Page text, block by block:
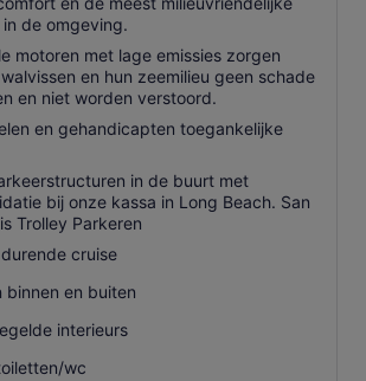
de omgeving.
motoren met lage emissies zorgen
en hun zeemilieu geen schade
en niet worden verstoord.
en gehandicapten toegankelijke
in de buurt met
bij onze kassa in Long Beach. San
Trolley Parkeren
cruise
binnen en buiten
interieurs
wc